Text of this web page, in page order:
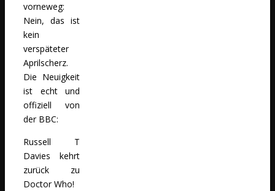
vorneweg:
Nein, das ist
kein
verspäteter
Aprilscherz.
Die Neuigkeit
ist echt und
offiziell von
der BBC:
Russell T
Davies kehrt
zurück zu
Doctor Who!